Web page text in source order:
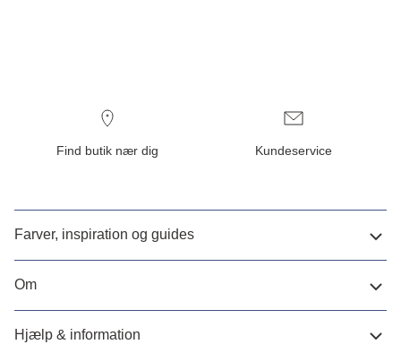
Find butik nær dig Kundeservice
Farver, inspiration og guides
Om
Hjælp & information